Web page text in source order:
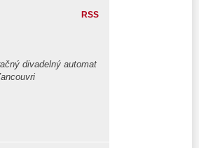
RSS
divadelný automat